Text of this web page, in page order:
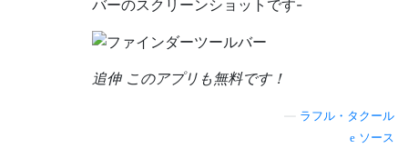
バーのスクリーンショットです-
追伸 このアプリも無料です！
ラフル・タクール
ソース